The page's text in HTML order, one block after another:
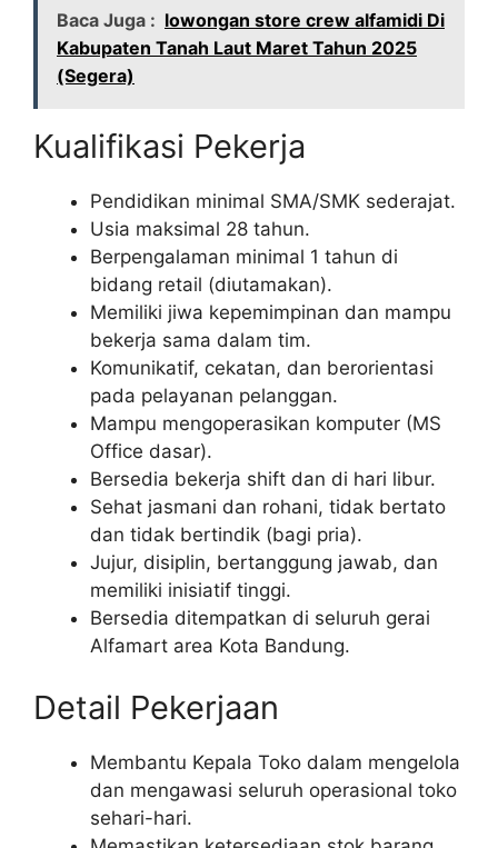
Baca Juga : lowongan store crew alfamidi Di
Kabupaten Tanah Laut Maret Tahun 2025
(Segera)
Kualifikasi Pekerja
Pendidikan minimal SMA/SMK sederajat.
Usia maksimal 28 tahun.
Berpengalaman minimal 1 tahun di
bidang retail (diutamakan).
Memiliki jiwa kepemimpinan dan mampu
bekerja sama dalam tim.
Komunikatif, cekatan, dan berorientasi
pada pelayanan pelanggan.
Mampu mengoperasikan komputer (MS
Office dasar).
Bersedia bekerja shift dan di hari libur.
Sehat jasmani dan rohani, tidak bertato
dan tidak bertindik (bagi pria).
Jujur, disiplin, bertanggung jawab, dan
memiliki inisiatif tinggi.
Bersedia ditempatkan di seluruh gerai
Alfamart area Kota Bandung.
Detail Pekerjaan
Membantu Kepala Toko dalam mengelola
dan mengawasi seluruh operasional toko
sehari-hari.